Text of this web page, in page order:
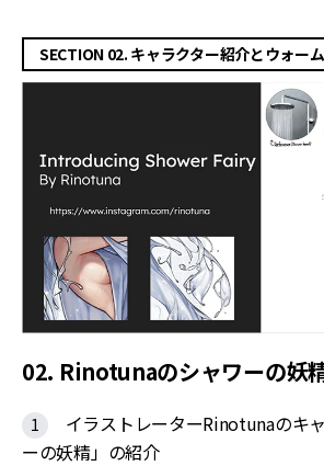
SECTION 02. キャラクター紹介とウォー
02. Rinotunaのシャワーの妖
イラストレーターRinotunaのキ
ーの妖精」の紹介